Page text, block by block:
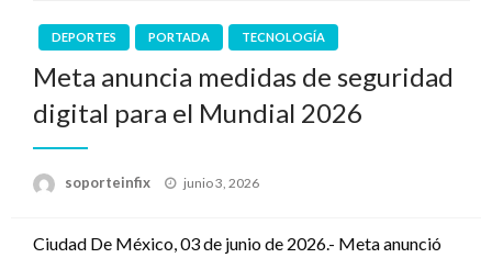
DEPORTES PORTADA TECNOLOGÍA
Meta anuncia medidas de seguridad
digital para el Mundial 2026
soporteinfix
Publicado
junio 3, 2026
Ciudad De México, 03 de junio de 2026.- Meta anunció